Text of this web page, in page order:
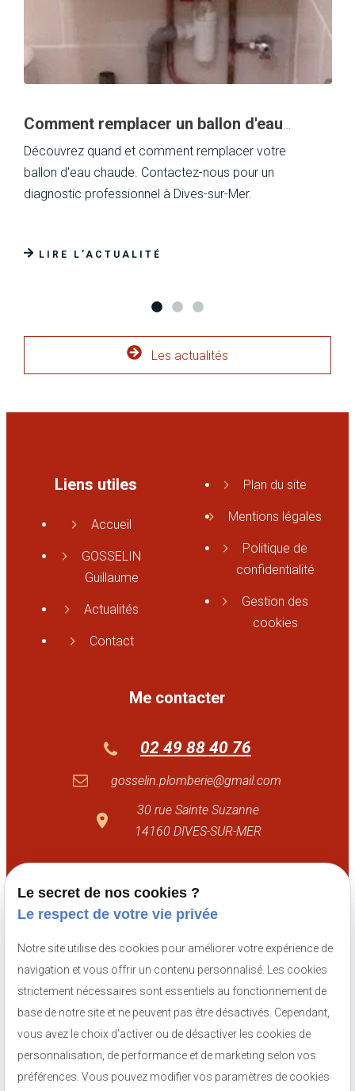
Comment remplacer un ballon d'eau
chaude défectueux&nbsp;?
Découvrez quand et comment remplacer votre
ballon d'eau chaude. Contactez-nous pour un
diagnostic professionnel à Dives-sur-Mer.
LIRE L’ACTUALITÉ
Les actualités
Liens utiles
Accueil
GOSSELIN
Guillaume
Actualités
Contact
Plan du site
Mentions légales
Politique de
confidentialité
Gestion des
cookies
Me contacter
02 49 88 40 76
gosselin.plomberie@gmail.com
30 rue Sainte Suzanne
14160 DIVES-SUR-MER
Numéro de SIRET :81002879500013
Le secret de nos cookies ?
Le respect de votre vie privée
Notre site utilise des cookies pour améliorer votre expérience de
navigation et vous offrir un contenu personnalisé. Les cookies
strictement nécessaires sont essentiels au fonctionnement de
base de notre site et ne peuvent pas être désactivés. Cependant,
vous avez le choix d'activer ou de désactiver les cookies de
personnalisation, de performance et de marketing selon vos
préférences. Vous pouvez modifier vos paramètres de cookies